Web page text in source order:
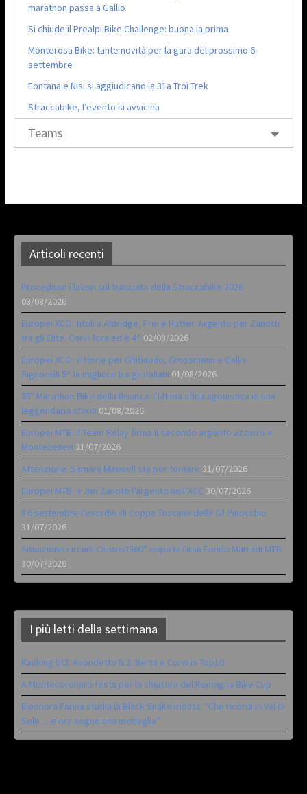
marathon passa a Gallio
Si chiude il Prealpi Bike Challenge: buona la prima
Monterosa Bike: tante novità per la gara del prossimo 6
settembre
Fontana e Nisi si aggiudicano la 31a Troi Trek
Straccabike, l’evento si avvicina
Teams
Articoli recenti
Procedono i lavori sul tracciato della Straccabike 2026
03/08/2026
Europei XCO: titoli a Aldridge, Frei e Hutter. Argento per Zanotti
tra gli Elite. Corvi fora ed è 4^ 02/08/2026
Europei XCO: vittorie per Ghibaudo, Grossmann e Gallis.
Signorelli 5^ la migliore tra gli italiani 01/08/2026
35ª Marathon Bike della Brianza: l’ultima sfida agonistica di una
leggendaria storia 01/08/2026
Europei MTB: il Team Relay firma il secondo argento azzurro a
Monteceneri 31/07/2026
Attenzione: Samara Maxwell sta per tornare 31/07/2026
Europei MTB: a Juri Zanotti l’argento nell’XCC 30/07/2026
Il 6 settembre l’esordio di Coppa Toscana della Gf Pinocchio
31/07/2026
Situazione circuiti Contest360° dopo la Gran Fondo Marradi MTB
30/07/2026
I più letti della settimana
Ranking UCI: Avondetto N.2. Berta e Corvi in Top10
A Montecoronaro festa per la chiusura del Romagna Bike Cup
Eleonora Farina studia la Black Snake iridata: “Che ricordi in Val di
Sole… e ora sogno una medaglia”